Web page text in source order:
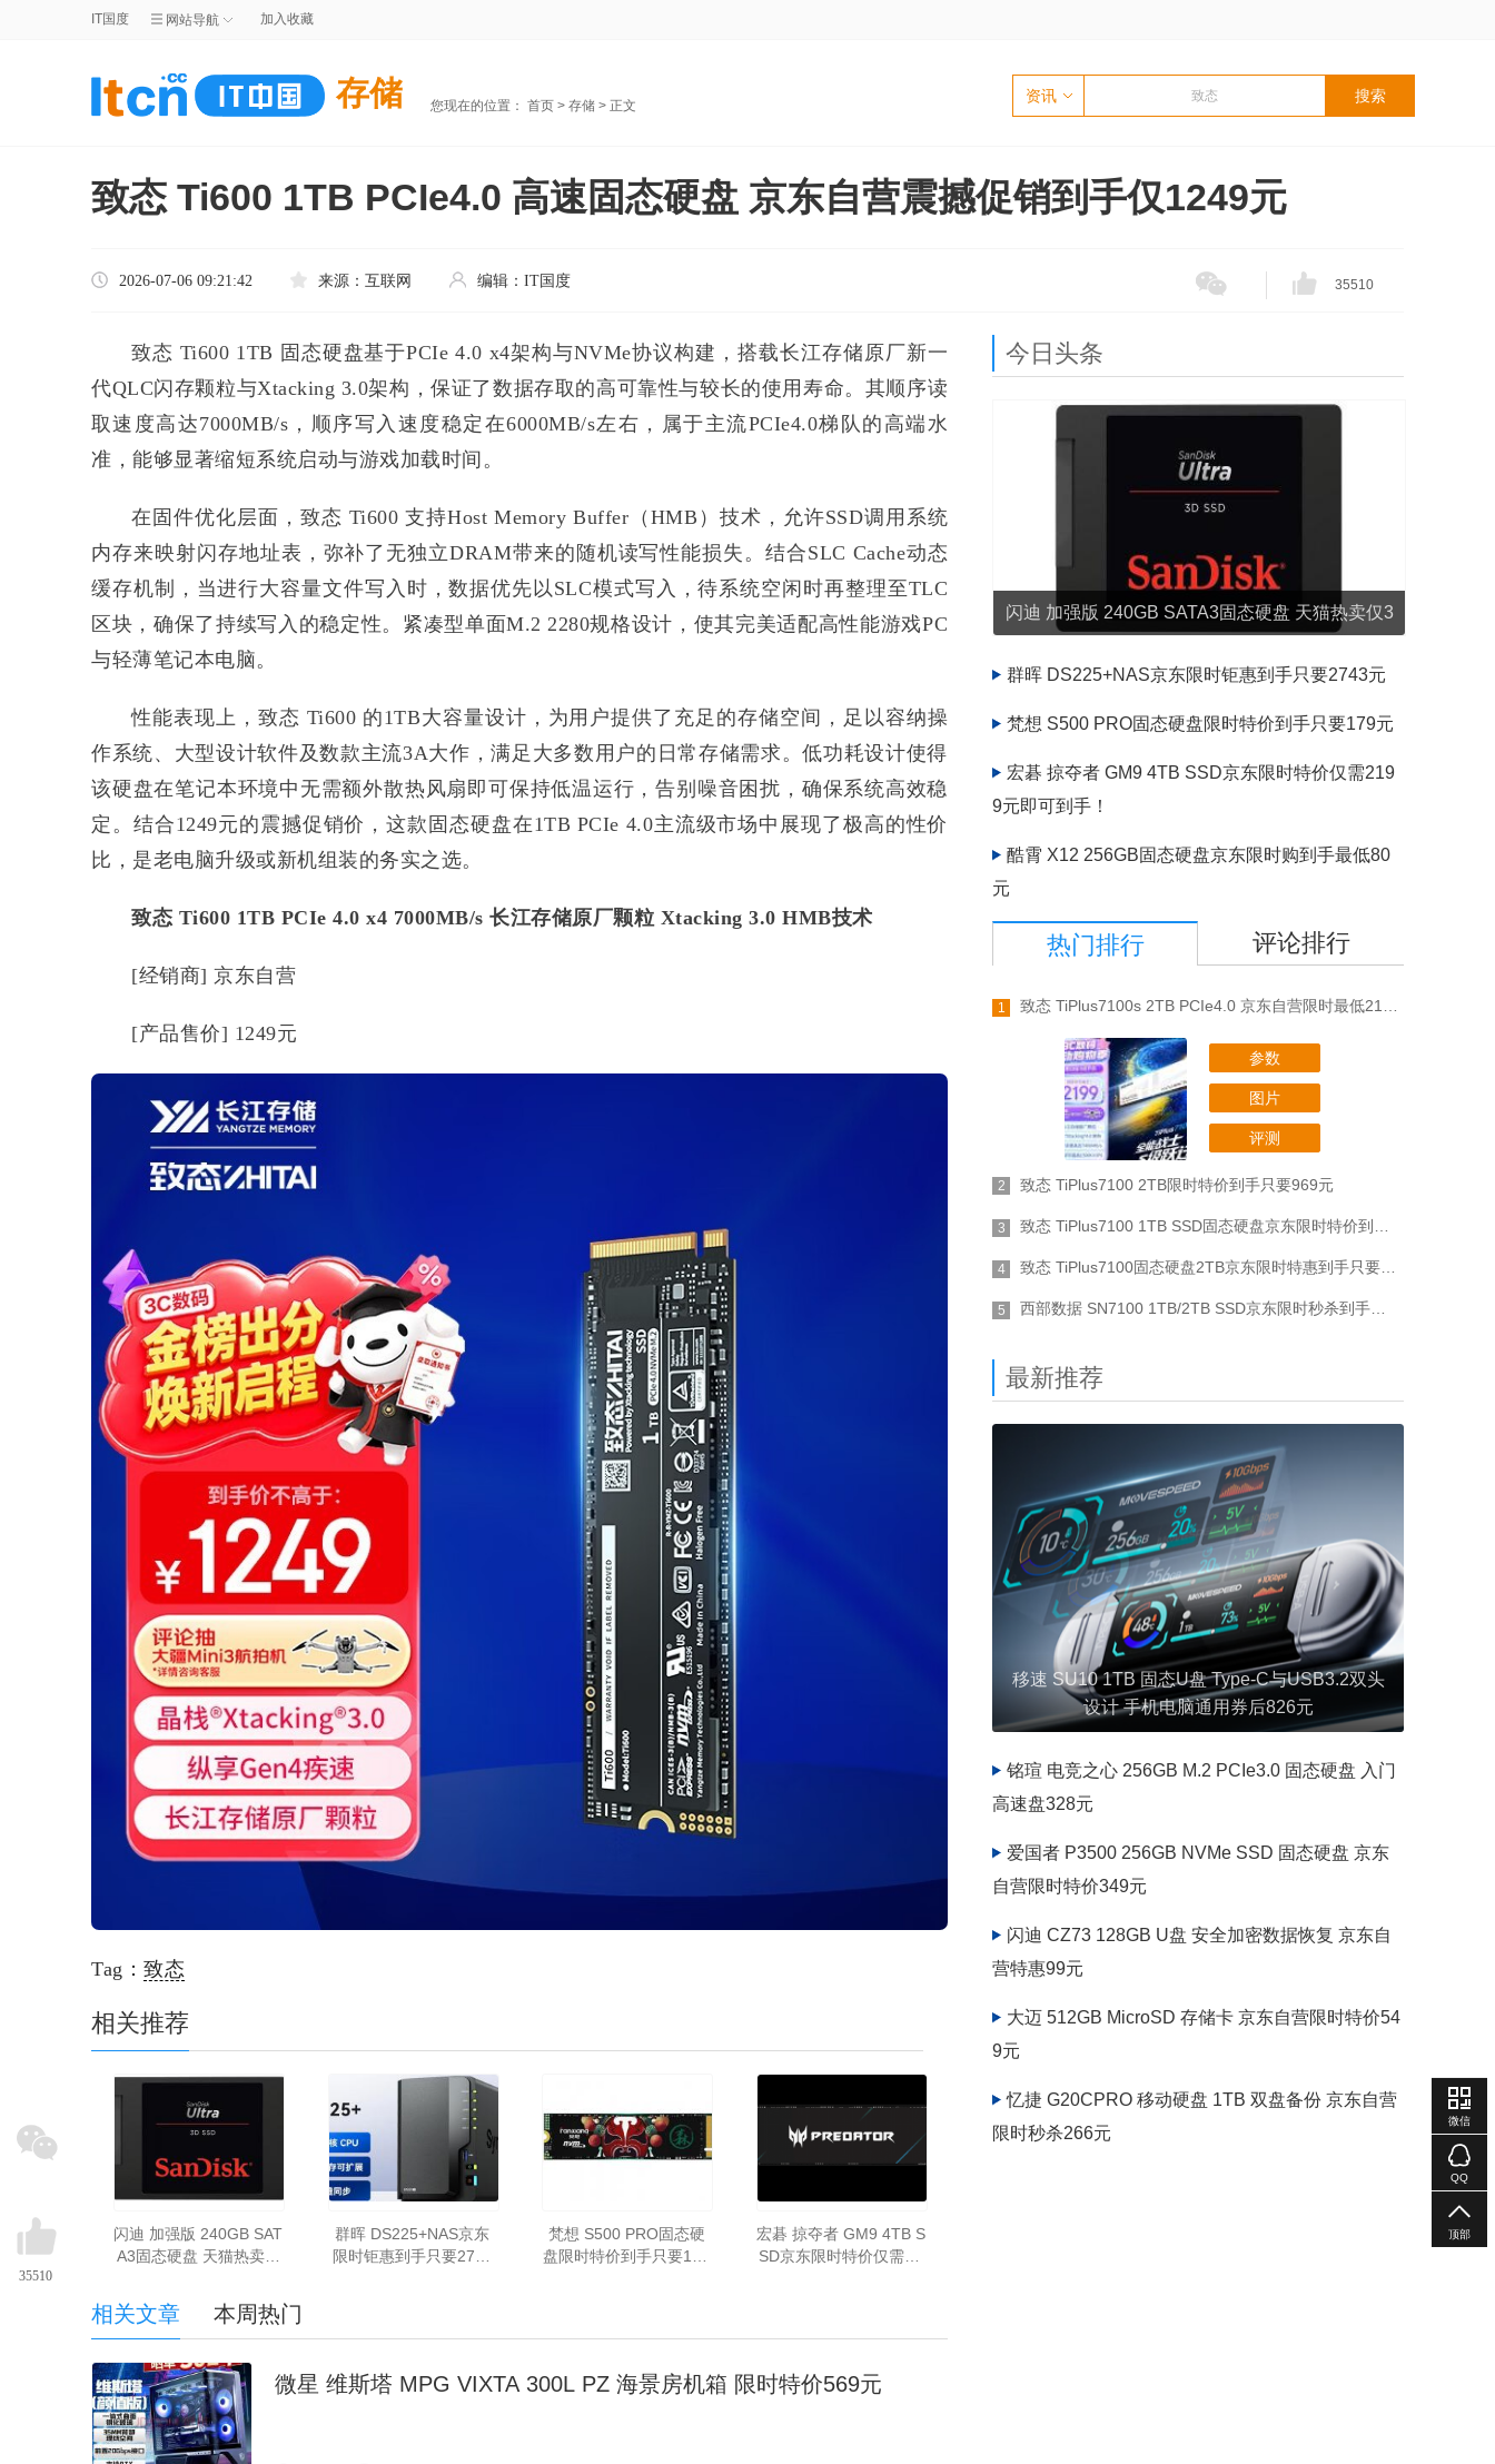
IT国度 网站导航 加入收藏
存储 您现在的位置： 首页 > 存储 > 正文
资讯
致态 Ti600 1TB PCIe4.0 高速固态硬盘 京东自营震撼促销到手仅1249元
2026-07-06 09:21:42 来源： 互联网 编辑： IT国度 35510
致态 Ti600 1TB 固态硬盘基于PCIe 4.0 x4架构与NVMe协议构建，搭载长江存储原厂新一
代QLC闪存颗粒与Xtacking 3.0架构，保证了数据存取的高可靠性与较长的使用寿命。其顺序读
取速度高达7000MB/s，顺序写入速度稳定在6000MB/s左右，属于主流PCIe4.0梯队的高端水
准，能够显著缩短系统启动与游戏加载时间。
在固件优化层面，致态 Ti600 支持Host Memory Buffer（HMB）技术，允许SSD调用系统
内存来映射闪存地址表，弥补了无独立DRAM带来的随机读写性能损失。结合SLC Cache动态
缓存机制，当进行大容量文件写入时，数据优先以SLC模式写入，待系统空闲时再整理至TLC
区块，确保了持续写入的稳定性。紧凑型单面M.2 2280规格设计，使其完美适配高性能游戏PC
与轻薄笔记本电脑。
性能表现上，致态 Ti600 的1TB大容量设计，为用户提供了充足的存储空间，足以容纳操
作系统、大型设计软件及数款主流3A大作，满足大多数用户的日常存储需求。低功耗设计使得
该硬盘在笔记本环境中无需额外散热风扇即可保持低温运行，告别噪音困扰，确保系统高效稳
定。结合1249元的震撼促销价，这款固态硬盘在1TB PCIe 4.0主流级市场中展现了极高的性价
比，是老电脑升级或新机组装的务实之选。
致态 Ti600 1TB PCIe 4.0 x4 7000MB/s 长江存储原厂颗粒 Xtacking 3.0 HMB技术
[经销商] 京东自营
[产品售价] 1249元
Tag： 致态
相关推荐
闪迪 加强版 240GB SAT
A3固态硬盘 天猫热卖仅
群晖 DS225+NAS京东
限时钜惠到手只要2743
梵想 S500 PRO固态硬
盘限时特价到手只要179
宏碁 掠夺者 GM9 4TB S
SD京东限时特价仅需21
相关文章 本周热门
微星 维斯塔 MPG VIXTA 300L PZ 海景房机箱 限时特价569元
今日头条
闪迪 加强版 240GB SATA3固态硬盘 天猫热卖仅3
群晖 DS225+NAS京东限时钜惠到手只要2743元
梵想 S500 PRO固态硬盘限时特价到手只要179元
宏碁 掠夺者 GM9 4TB SSD京东限时特价仅需219
9元即可到手！
酷霄 X12 256GB固态硬盘京东限时购到手最低80
元
热门排行 评论排行
1 致态 TiPlus7100s 2TB PCIe4.0 京东自营限时最低2199元
参数
图片
评测
2 致态 TiPlus7100 2TB限时特价到手只要969元
3
4
5 西部数据 SN7100 1TB/2TB SSD京东限时秒杀到手只要1335元
最新推荐
闪迪 CZ430 酷豆 32GB USB3.1 黑色彩车规级U
盘 读速130MB/s 仅89元
铭瑄 电竞之心 256GB M.2 PCIe3.0 固态硬盘 入门
高速盘328元
爱国者 P3500 256GB NVMe SSD 固态硬盘 京东
自营限时特价349元
闪迪 CZ73 128GB U盘 安全加密数据恢复 京东自
营特惠99元
大迈 512GB MicroSD 存储卡 京东自营限时特价54
9元
忆捷 G20CPRO 移动硬盘 1TB 双盘备份 京东自营
限时秒杀266元
35510
微信
QQ